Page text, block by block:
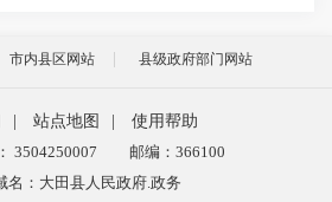
市内县区网站 县级政府部门网站
站点地图
使用帮助
3504250007
邮编：366100
名：大田县人民政府.政务